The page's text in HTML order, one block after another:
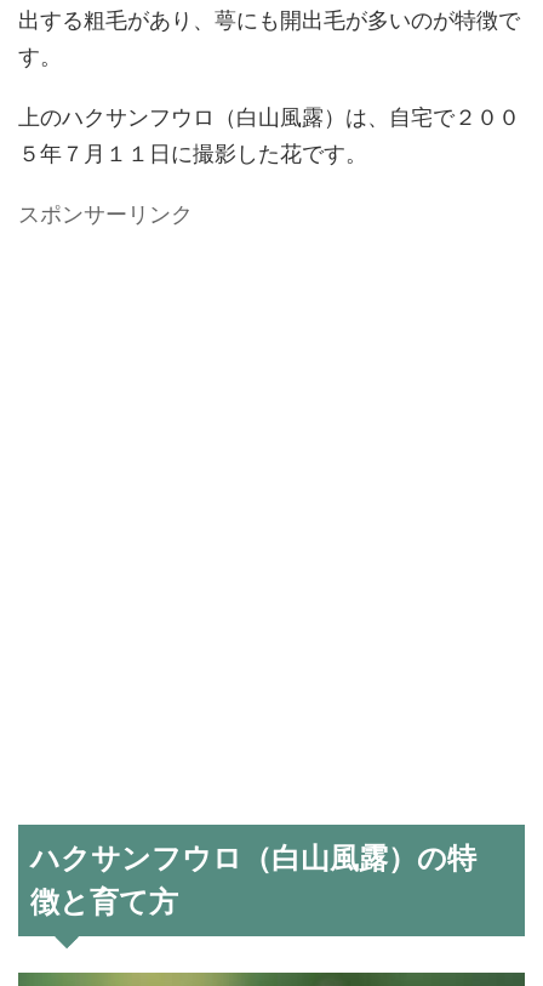
出する粗毛があり、萼にも開出毛が多いのが特徴で
す。
上のハクサンフウロ（白山風露）は、自宅で２００
５年７月１１日に撮影した花です。
スポンサーリンク
ハクサンフウロ（白山風露）の特
徴と育て方